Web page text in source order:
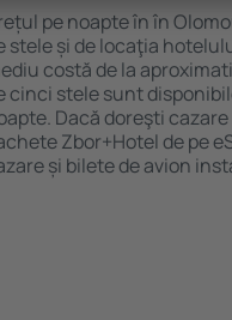
pe noapte în în
stele și de locaţia
costă de la
cinci stele sunt
Dacă doreşti
Zbor+Hotel de pe
și bilete de avion